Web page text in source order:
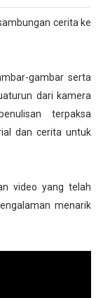
cerita ke
gambar serta
dari kamera
terpaksa
dan cerita untuk
video yang telah
menarik